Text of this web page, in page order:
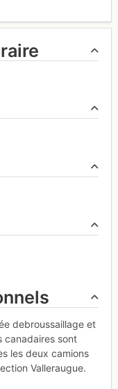
debroussaillage et
canadaires sont
les deux camions
Valleraugue.